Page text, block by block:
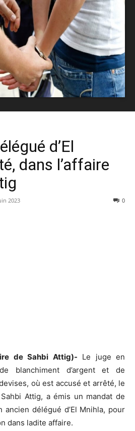
d’El
dans l’affaire
2023 0
de Sahbi Attig)- Le juge en
blanchiment d’argent et de
où est accusé et arrêté, le
Sahbi Attig, a émis un mandat de
ancien délégué d’El Mnihla, pour
dans ladite affaire.